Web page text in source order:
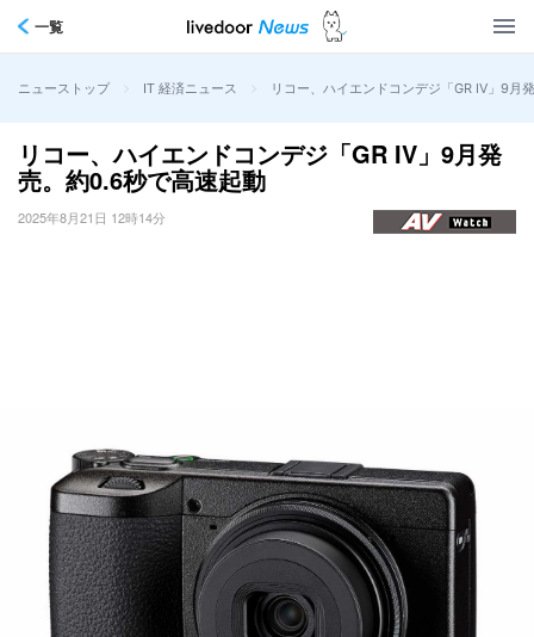
一覧
ニューストップ > IT 経済ニュース > リコー、ハイエンドコンデジ「GR IV」9月
リコー、ハイエンドコンデジ「GR IV」9月発
売。約0.6秒で高速起動
2025年8月21日 12時14分